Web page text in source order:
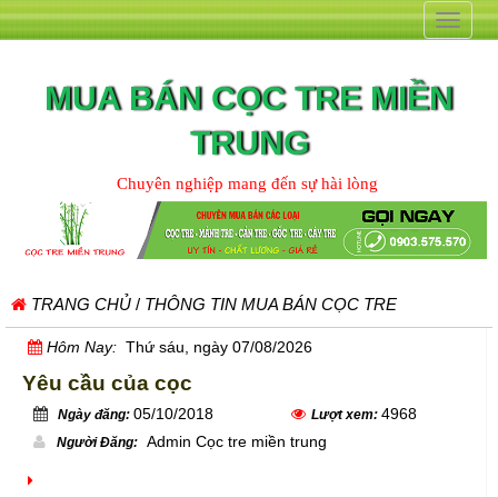
Toggle
MUA BÁN CỌC TRE MIỀN
TRUNG
Chuyên nghiệp mang đến sự hài lòng
TRANG CHỦ / THÔNG TIN MUA BÁN CỌC TRE
Hôm Nay: Thứ sáu, ngày 07/08/2026
Yêu cầu của cọc
Ngày đăng: 05/10/2018 Lượt xem: 4968
Người Đăng: Admin Cọc tre miền trung